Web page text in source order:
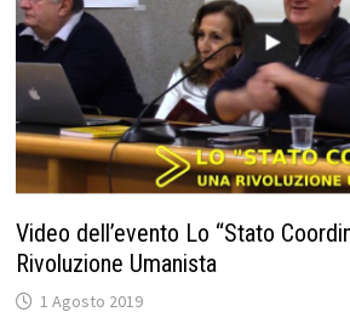
Video dell’evento Lo “Stato
Rivoluzione Umanista
1 Agosto 2019